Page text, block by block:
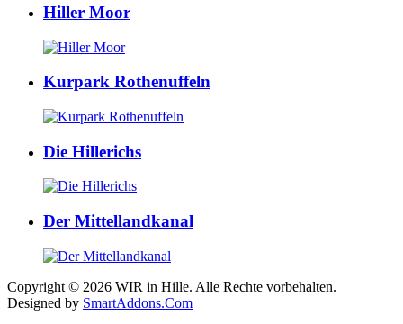
Hiller Moor
Kurpark Rothenuffeln
Die Hillerichs
Der Mittellandkanal
Copyright © 2026 WIR in Hille. Alle Rechte vorbehalten.
Designed by SmartAddons.Com